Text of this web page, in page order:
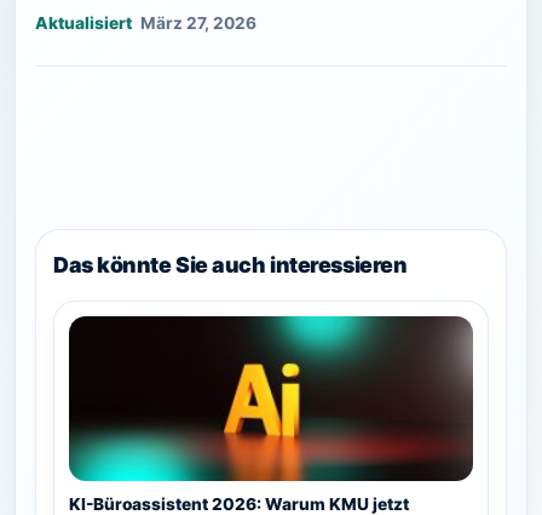
März 27, 2026
Das könnte Sie auch interessieren
KI-Büroassistent 2026: Warum KMU jetzt